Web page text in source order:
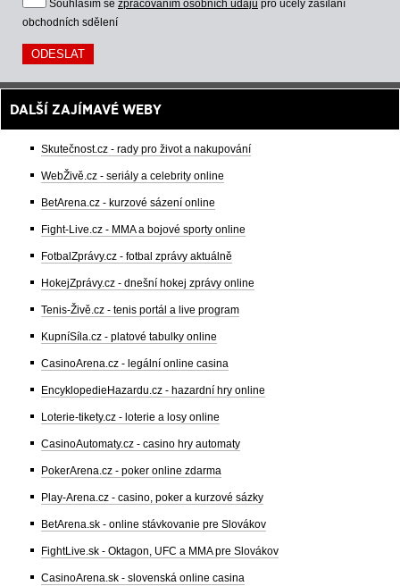
Souhlasím se zpracováním osobních údajů pro účely zasílání
obchodních sdělení
DALŠÍ ZAJÍMAVÉ WEBY
Skutečnost.cz - rady pro život a nakupování
WebŽivě.cz - seriály a celebrity online
BetArena.cz - kurzové sázení online
Fight-Live.cz - MMA a bojové sporty online
FotbalZprávy.cz - fotbal zprávy aktuálně
HokejZprávy.cz - dnešní hokej zprávy online
Tenis-Živě.cz - tenis portál a live program
KupníSíla.cz - platové tabulky online
CasinoArena.cz - legální online casina
EncyklopedieHazardu.cz - hazardní hry online
Loterie-tikety.cz - loterie a losy online
CasinoAutomaty.cz - casino hry automaty
PokerArena.cz - poker online zdarma
Play-Arena.cz - casino, poker a kurzové sázky
BetArena.sk - online stávkovanie pre Slovákov
FightLive.sk - Oktagon, UFC a MMA pre Slovákov
CasinoArena.sk - slovenská online casina